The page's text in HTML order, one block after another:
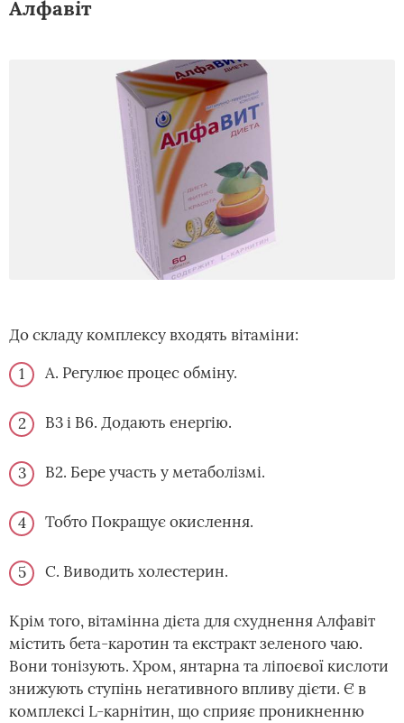
Алфавіт
До складу комплексу входять вітаміни:
А. Регулює процес обміну.
В3 і В6. Додають енергію.
В2. Бере участь у метаболізмі.
Тобто Покращує окислення.
С. Виводить холестерин.
Крім того, вітамінна дієта для схуднення Алфавіт
містить бета-каротин та екстракт зеленого чаю.
Вони тонізують. Хром, янтарна та ліпоєвої кислоти
знижують ступінь негативного впливу дієти. Є в
комплексі L-карнітин, що сприяє проникненню